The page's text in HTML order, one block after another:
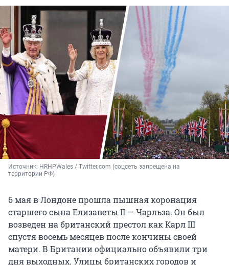
Источник: HRHPWales / Twitter.com (соцсеть запрещена на
территории РФ)
6 мая в Лондоне прошла пышная коронация
старшего сына Елизаветы II — Чарльза. Он был
возведен на британский престол как Карл III
спустя восемь месяцев после кончины своей
матери. В Британии официально объявили три
дня выходных. Улицы британских городов и